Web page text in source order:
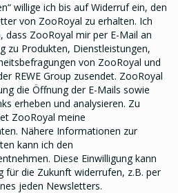
willige ich bis auf Widerruf ein, den
von ZooRoyal zu erhalten. Ich
dass ZooRoyal mir per E-Mail an
zu Produkten, Dienstleistungen,
von ZooRoyal und
REWE Group zusendet. ZooRoyal
die Öffnung der E-Mails sowie
erheben und analysieren. Zu
ZooRoyal meine
Nähere Informationen zur
kann ich den
Diese Einwilligung kann
für die Zukunft widerrufen, z.B. per
jeden Newsletters.